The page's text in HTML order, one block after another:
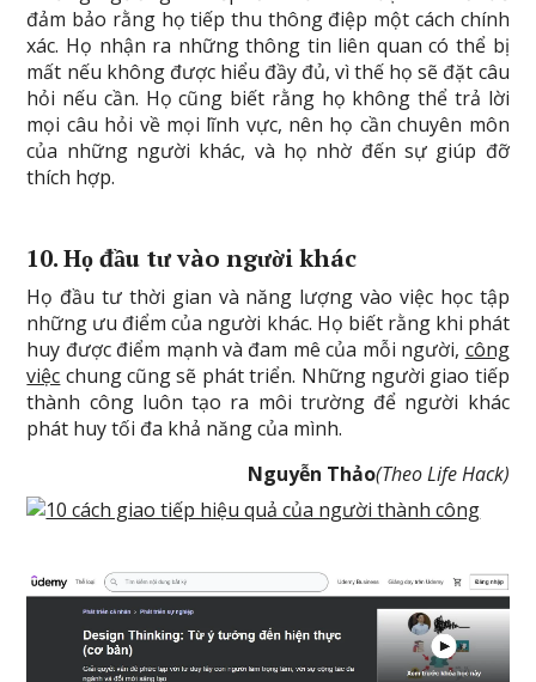
đảm bảo rằng họ tiếp thu thông điệp một cách chính
xác. Họ nhận ra những thông tin liên quan có thể bị
mất nếu không được hiểu đầy đủ, vì thế họ sẽ đặt câu
hỏi nếu cần. Họ cũng biết rằng họ không thể trả lời
mọi câu hỏi về mọi lĩnh vực, nên họ cần chuyên môn
của những người khác, và họ nhờ đến sự giúp đỡ
thích hợp.
10. Họ đầu tư vào người khác
Họ đầu tư thời gian và năng lượng vào việc học tập
những ưu điểm của người khác. Họ biết rằng khi phát
huy được điểm mạnh và đam mê của mỗi người, công
việc chung cũng sẽ phát triển. Những người giao tiếp
thành công luôn tạo ra môi trường để người khác
phát huy tối đa khả năng của mình.
Nguyễn Thảo(Theo Life Hack)